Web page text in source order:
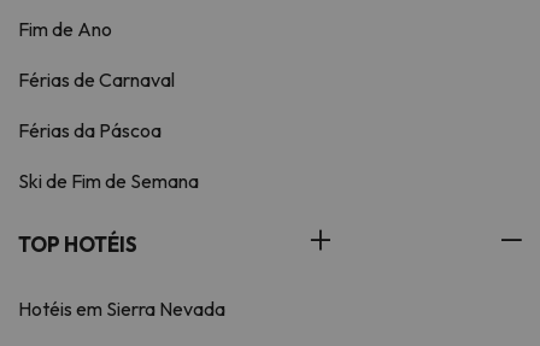
Fim de Ano
Férias de Carnaval
Férias da Páscoa
Ski de Fim de Semana
TOP HOTÉIS
Hotéis em Sierra Nevada